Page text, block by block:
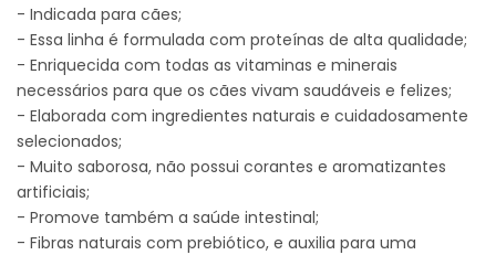
- Indicada para cães;
- Essa linha é formulada com proteínas de alta qualidade;
- Enriquecida com todas as vitaminas e minerais
necessários para que os cães vivam saudáveis e felizes;
- Elaborada com ingredientes naturais e cuidadosamente
selecionados;
- Muito saborosa, não possui corantes e aromatizantes
artificiais;
- Promove também a saúde intestinal;
- Fibras naturais com prebiótico, e auxilia para uma